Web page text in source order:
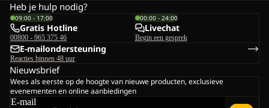
Heb je hulp nodig?
09:00 - 17:00
Gratis Hotline
00800 - 965 375 46
00:00 - 24:00
Livechat
Begin een gesprek
E-mailondersteuning
Reacties binnen 48 uur
Nieuwsbrief
Wees als eerste op de hoogte van nieuwe producten, exclusieve
evenementen en online aanbiedingen
E-mail